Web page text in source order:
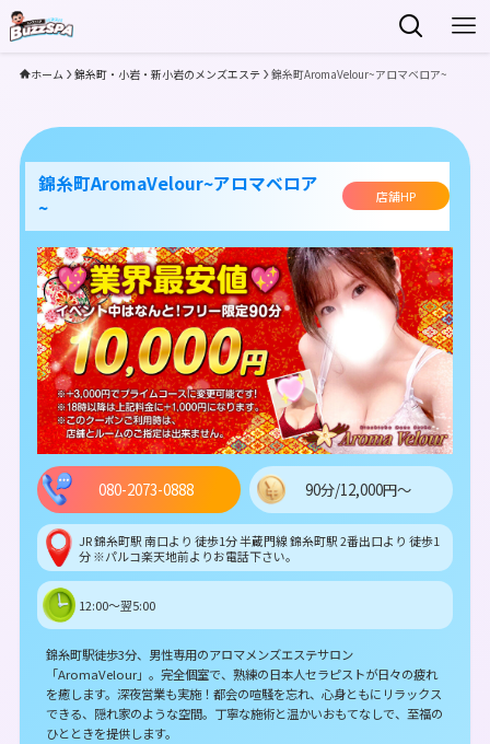
ホーム 錦糸町・小岩・新小岩のメンズエステ 錦糸町AromaVelour~アロマベロア~
錦糸町AromaVelour~アロマベロア
~
店舗HP
080-2073-0888 90分/12,000円～
JR 錦糸町駅 南口より 徒歩1分 半蔵門線 錦糸町駅 2番出口より 徒歩1
分 ※パルコ楽天地前よりお電話下さい。
12:00～翌5:00
錦糸町駅徒歩3分、男性専用のアロマメンズエステサロン
「AromaVelour」。完全個室で、熟練の日本人セラピストが日々の疲れ
を癒します。深夜営業も実施！都会の喧騒を忘れ、心身ともにリラックス
できる、隠れ家のような空間。丁寧な施術と温かいおもてなしで、至福の
ひとときを提供します。